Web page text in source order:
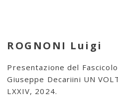
ROGNONI Luigi
Presentazione del
Giuseppe Decariini UN
LXXIV, 2024.